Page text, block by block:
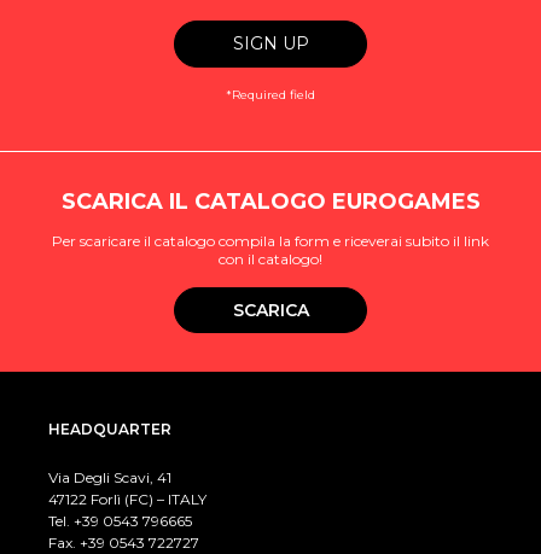
*Required field
SCARICA IL CATALOGO EUROGAMES
Per scaricare il catalogo compila la form e riceverai subito il link
con il catalogo!
SCARICA
HEADQUARTER
Via Degli Scavi, 41
47122 Forlì (FC) – ITALY
Tel. +39 0543 796665
Fax. +39 0543 722727